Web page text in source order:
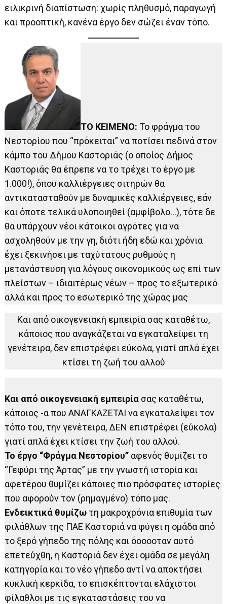
ειλικρινή διαπίστωση: χωρίς πληθυσμό, παραγωγή
και προοπτική, κανένα έργο δεν σώζει έναν τόπο.
ΤΟ ΚΕΙΜΕΝΟ: Το φράγμα του
Νεστορίου που “πρόκειται” να ποτίσει πεδινά στον
κάμπο του Δήμου Καστοριάς (ο οποίος Δήμος
Καστοριάς θα έπρεπε να το τρέχει το έργο με
1.000!), όπου καλλιέργειες σιτηρών θα
αντικατασταθούν με δυναμικές καλλιέργειες, εάν
και όποτε τελικά υλοποιηθεί (αμφίβολο…), τότε δε
θα υπάρχουν νέοι κάτοικοι αγρότες για να
ασχοληθούν με την γη, διότι ήδη εδώ και χρόνια
έχει ξεκινήσει με ταχύτατους ρυθμούς η
μετανάστευση για λόγους οικονομικούς ως επί των
πλείστων – ιδιαιτέρως νέων – προς το εξωτερικό
αλλά και προς το εσωτερικό της χώρας μας
Και από οικογενειακή εμπειρία σας καταθέτω,
κάποιος που αναγκάζεται να εγκαταλείψει τη
γενέτειρα, δεν επιστρέφει εύκολα, γιατί απλά έχει
κτίσει τη ζωή του αλλού
Και από οικογενειακή εμπειρία σας καταθέτω,
κάποιος -α που ΑΝΑΓΚΑΖΕΤΑΙ να εγκαταλείψει τον
τόπο του, την γενέτειρα, ΔΕΝ επιστρέφει (εύκολα)
γιατί απλά έχει κτίσει την ζωή του αλλού.
Το έργο “Φράγμα Νεστορίου” αφενός θυμίζει το
“Γεφύρι της Άρτας” με την γνωστή ιστορία και
αφετέρου θυμίζει κάποιες πιο πρόσφατες ιστορίες
που αφορούν τον (ρημαγμένο) τόπο μας.
Ενδεικτικά θυμίζω τη μακροχρόνια επιθυμία των
φιλάθλων της ΠΑΕ Καστοριά να φύγει η ομάδα από
το ξερό γήπεδο της πόλης και όοοοοταν αυτό
επετεύχθη, η Καστοριά δεν έχει ομάδα σε μεγάλη
κατηγορία και το νέο γήπεδο αντί να αποκτήσει
κυκλική κερκίδα, το επισκέπτονται ελάχιστοι
φίλαθλοι με τις εγκαταστάσεις του να